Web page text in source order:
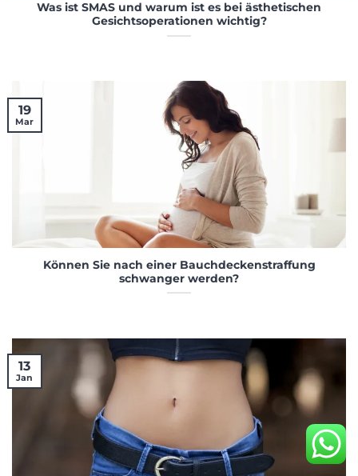
Was ist SMAS und warum ist es bei ästhetischen
Gesichtsoperationen wichtig?
Können Sie nach einer Bauchdeckenstraffung
schwanger werden?
19
Mar
13
Jan